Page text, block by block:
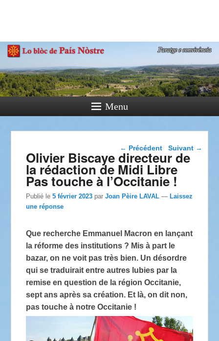
Paratge e Convivència
Menu
Navigation dans les
articles
← Précédent Suivant →
Olivier Biscaye directeur de
la rédaction de Midi Libre
Pas touche à l’Occitanie !
Publié le5 février 2023 parJoan Pèire LAVAL —Laissez
une réponse
Que recherche Emmanuel Macron en lançant
la réforme des institutions ? Mis à part le
bazar, on ne voit pas très bien. Un désordre
qui se traduirait entre autres lubies par la
remise en question de la région Occitanie,
sept ans après sa création. Et là, on dit non,
pas touche à notre Occitanie !